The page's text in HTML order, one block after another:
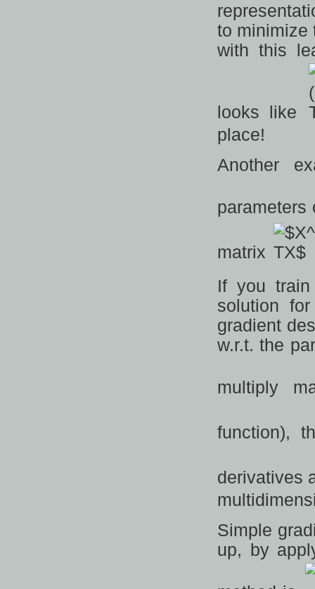
to minimize
with this
looks like
place!
Another
matrix
If you
solution
gradient
w.r.t. the
multiply
function),
derivatives
Simple
up, by